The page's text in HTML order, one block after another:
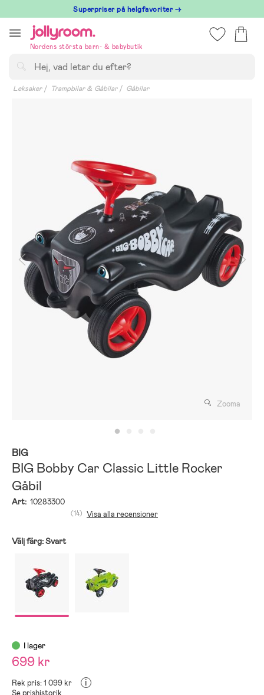
till
innehållet
Superpriser på helgfavoriter →
Nordens största barn- & babybutik
Leksaker Trampbilar & Gåbilar Gåbilar
Zooma
BIG
BIG Bobby Car Classic Little Rocker
Gåbil
Art: 10283300
(14) Visa alla recensioner
Välj färg:Svart
I lager
699 kr
Rek pris: 1 099 kr i
Se prishistorik